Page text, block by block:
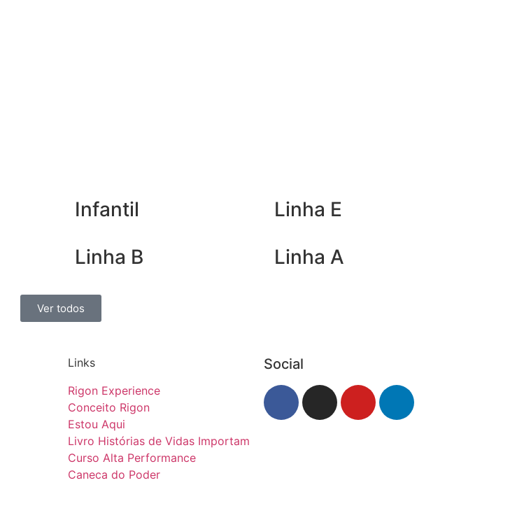
Infantil
Linha E
Linha B Linha A
Ver todos
Links
Rigon Experience
Conceito Rigon
Estou Aqui
Livro Histórias de Vidas Importam
Curso Alta Performance
Caneca do Poder
Social